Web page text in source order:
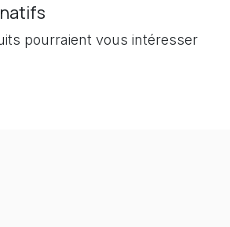
pourraient vous intéresser